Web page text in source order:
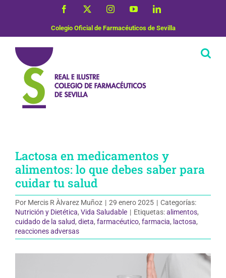
Facebook InstagramYouTubeLinkedIn
Colegio Oficial de Farmacéuticos de Sevilla
Lactosa en medicamentos y
alimentos: lo que debes saber para
cuidar tu salud
Por Mercis R Àlvarez Muñoz | 29 enero 2025 | Categorías:
Nutrición y Dietética, Vida Saludable | Etiquetas:alimentos,
cuidado de la salud, dieta, farmacéutico, farmacia, lactosa,
reacciones adversas